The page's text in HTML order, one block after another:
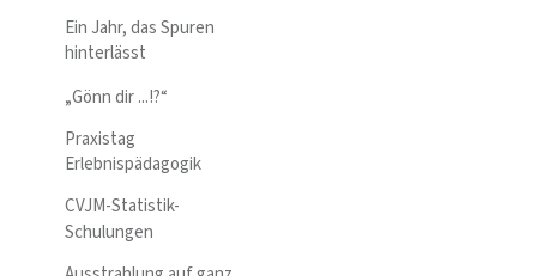
Ein Jahr, das Spuren
hinterlässt
„Gönn dir ...!?“
Praxistag
Erlebnispädagogik
CVJM-Statistik-
Schulungen